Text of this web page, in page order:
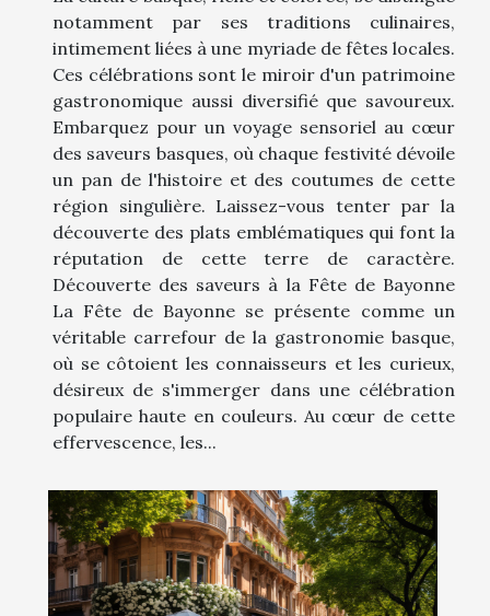
notamment par ses traditions culinaires,
intimement liées à une myriade de fêtes locales.
Ces célébrations sont le miroir d'un patrimoine
gastronomique aussi diversifié que savoureux.
Embarquez pour un voyage sensoriel au cœur
des saveurs basques, où chaque festivité dévoile
un pan de l'histoire et des coutumes de cette
région singulière. Laissez-vous tenter par la
découverte des plats emblématiques qui font la
réputation de cette terre de caractère.
Découverte des saveurs à la Fête de Bayonne
La Fête de Bayonne se présente comme un
véritable carrefour de la gastronomie basque,
où se côtoient les connaisseurs et les curieux,
désireux de s'immerger dans une célébration
populaire haute en couleurs. Au cœur de cette
effervescence, les...